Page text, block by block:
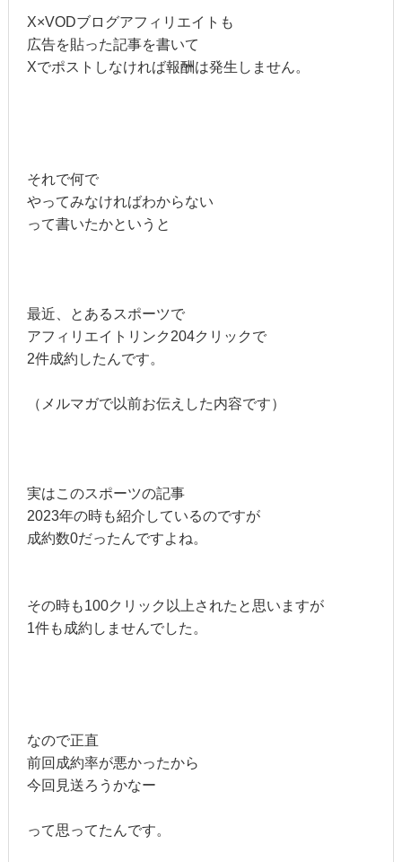
X×VODブログアフィリエイトも
広告を貼った記事を書いて
Xでポストしなければ報酬は発生しません。
それで何で
やってみなければわからない
って書いたかというと
最近、とあるスポーツで
アフィリエイトリンク204クリックで
2件成約したんです。
（メルマガで以前お伝えした内容です）
実はこのスポーツの記事
2023年の時も紹介しているのですが
成約数0だったんですよね。
その時も100クリック以上されたと思いますが
1件も成約しませんでした。
なので正直
前回成約率が悪かったから
今回見送ろうかなー
って思ってたんです。